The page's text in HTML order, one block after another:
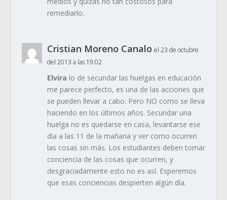
remediarlo.
Cristian Moreno Canalo el 23 de octubre
del 2013 a las 19:02
Elvira lo de secundar las huelgas en educación
me parece perfecto, es una de las acciones que
se pueden llevar a cabo. Pero NO como se lleva
haciendo en los últimos años. Secundar una
huelga no es quedarse en casa, levantarse ese
día a las 11 de la mañana y ver como ocurren
las cosas sin más. Los estudiantes deben tomar
conciencia de las cosas que ocurren, y
desgraciadamente esto no es así. Esperemos
que esas conciencias despierten algún día.